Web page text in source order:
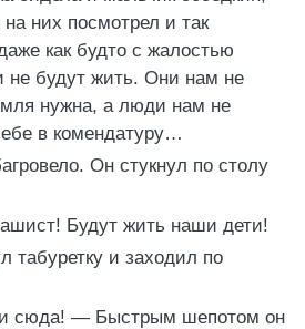
них посмотрел и так
как будто с жалостью
не будут жить. Они нам не
нужна, а люди нам не
в комендатуру…
Он стукнул по столу
Будут жить наши дети!
табуретку и заходил по
сюда! — Быстрым шепотом он